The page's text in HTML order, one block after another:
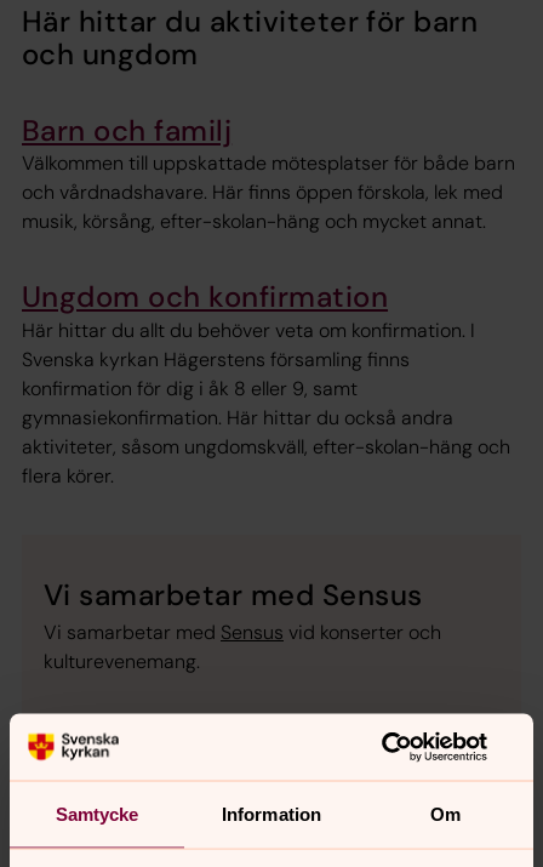
Samtycke Information Om
Här hittar du aktiviteter för barn
och ungdom
Barn och familj
Välkommen till uppskattade mötesplatser för både barn
och vårdnadshavare. Här finns öppen förskola, lek med
musik, körsång, efter-skolan-häng och mycket annat.
Ungdom och konfirmation
Här hittar du allt du behöver veta om konfirmation. I
Svenska kyrkan Hägerstens församling finns
konfirmation för dig i åk 8 eller 9, samt
gymnasiekonfirmation. Här hittar du också andra
aktiviteter, såsom ungdomskväll, efter-skolan-häng och
flera körer.
Vi samarbetar med Sensus
Vi samarbetar med Sensus vid konserter och
kulturevenemang.